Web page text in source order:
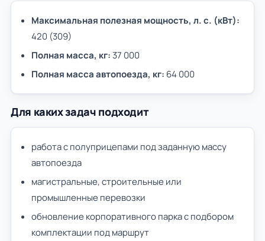
Максимальная полезная мощность, л. с. (кВт):
420 (309)
Полная масса, кг: 37 000
Полная масса автопоезда, кг: 64 000
Для каких задач подходит
работа с полуприцепами под заданную массу
автопоезда
магистральные, строительные или
промышленные перевозки
обновление корпоративного парка с подбором
комплектации под маршрут